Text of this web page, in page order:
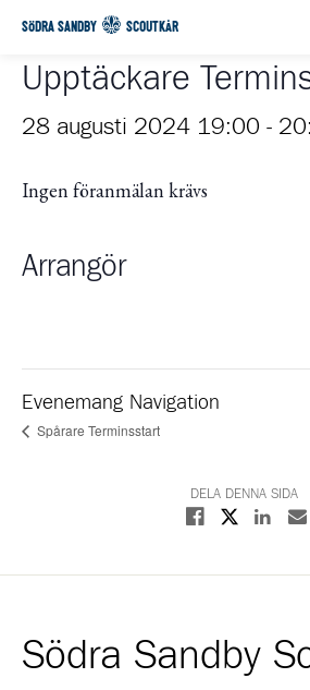
SÖDRA SANDBY SCOUTKÅR
Upptäckare
28 augusti 2024 19:00 -
Ingen föranmälan krävs
Arrangör
Evenemang Navigation
Spårare Terminsstart
DELA DENNA SIDA
Dela på Facebook
Dela på X
Dela
Södra Sandby